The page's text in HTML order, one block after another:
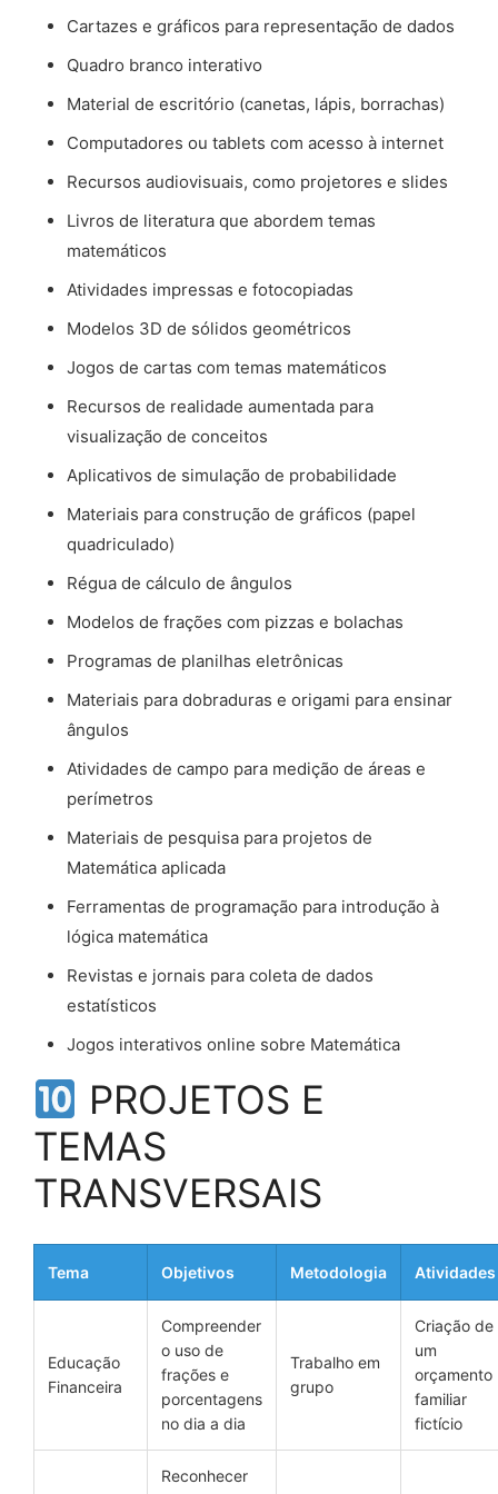
Cartazes e gráficos para representação de dados
Quadro branco interativo
Material de escritório (canetas, lápis, borrachas)
Computadores ou tablets com acesso à internet
Recursos audiovisuais, como projetores e slides
Livros de literatura que abordem temas
matemáticos
Atividades impressas e fotocopiadas
Modelos 3D de sólidos geométricos
Jogos de cartas com temas matemáticos
Recursos de realidade aumentada para
visualização de conceitos
Aplicativos de simulação de probabilidade
Materiais para construção de gráficos (papel
quadriculado)
Régua de cálculo de ângulos
Modelos de frações com pizzas e bolachas
Programas de planilhas eletrônicas
Materiais para dobraduras e origami para ensinar
ângulos
Atividades de campo para medição de áreas e
perímetros
Materiais de pesquisa para projetos de
Matemática aplicada
Ferramentas de programação para introdução à
lógica matemática
Revistas e jornais para coleta de dados
estatísticos
Jogos interativos online sobre Matemática
PROJETOS E
TEMAS
TRANSVERSAIS
Tema Objetivos Metodologia Atividades
Educação
Financeira
Compreender
o uso de
frações e
porcentagens
no dia a dia
Trabalho em
grupo
Criação de
um
orçamento
familiar
fictício
Reconhecer